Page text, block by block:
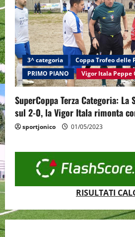
3^ categoria
Coppa Trofeo delle
PRIMO PIANO
Vigor Itala Peppe
SuperCoppa Terza Categoria: La
sul 2-0, la Vigor Itala rimonta
sportjonico 01/05/2023
RISULTATI